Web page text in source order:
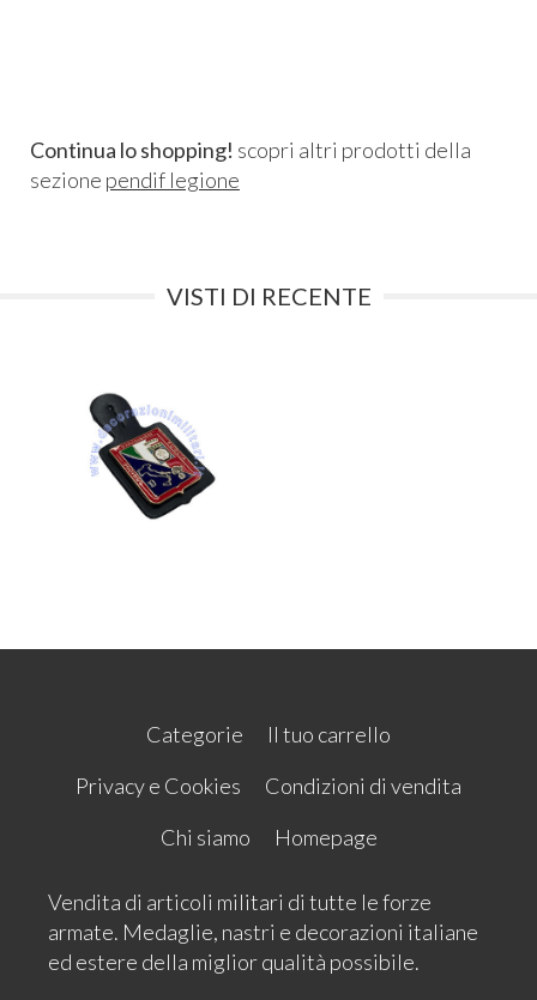
Continua lo shopping! scopri altri prodotti della
sezione pendif legione
VISTI DI RECENTE
Categorie
Il tuo carrello
Privacy e Cookies
Condizioni di vendita
Chi siamo
Homepage
Vendita di articoli militari di tutte le forze
armate. Medaglie, nastri e decorazioni italiane
ed estere della miglior qualità possibile.